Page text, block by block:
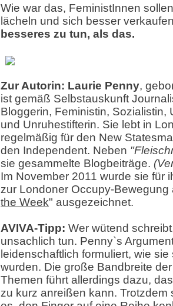
Wie war das, FeministInnen
lächeln und sich besser
besseres zu tun, als das.
Zur Autorin: Laurie Penny,
ist gemäß Selbstauskunft
Bloggerin, Feministin, Sozialistin,
und Unruhestifterin. Sie lebt in
regelmäßig für den New
den Independent. Neben
sie gesammelte Blogbeiträge.
Im November 2011 wurde sie für
zur Londoner Occupy-Bewegung
the Week" ausgezeichnet.
AVIVA-Tipp: Wer wütend
unsachlich tun. Penny`s
leidenschaftlich formuliert, wie
wurden. Die große Bandbreite
Themen führt allerdings dazu,
zu kurz anreißen kann. Trotzdem